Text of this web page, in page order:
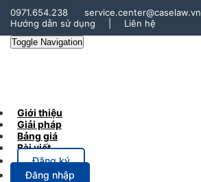
0971.654.238
service.center@caselaw.vn
Hướng dẫn sử dụng
Liên hệ
Toggle Navigation
Giới thiệu
Giải pháp
Bảng giá
Bài viết
Đăng ký
Đăng nhập